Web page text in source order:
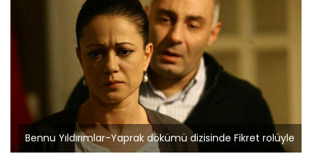
Bennu Yıldırımlar-Yaprak dökümü dizisinde Fikret rolüyle